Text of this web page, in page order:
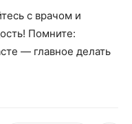
с врачом и
Помните:
— главное делать